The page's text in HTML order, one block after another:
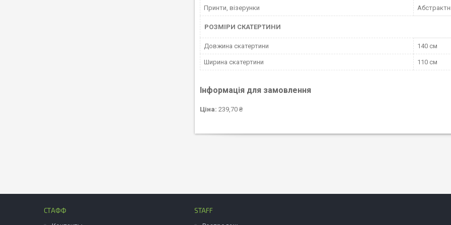
Принти, візерунки
РОЗМІРИ СКАТЕРТИНИ
Довжина скатертини 140 см
Ширина скатертини 110 см
Інформація для замовлення
Ціна: 239,70 ₴
СТАФФ STAFF